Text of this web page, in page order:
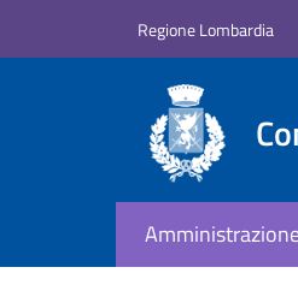
Regione Lombardia